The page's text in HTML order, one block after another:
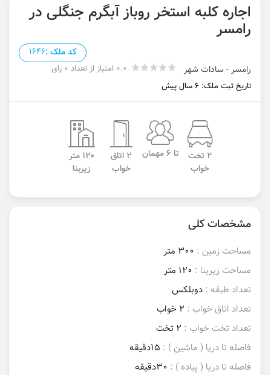
اجاره کلبه استخر روباز آبگرم جنگلی در
رامسر
کد ملک :1646
رامسر - سادات شهر
0.0 امتیاز از تعداد 0 رای
تاریخ ثبت ملک: 6 سال پیش
2 تخت
خواب
تا 6 مهمان
2 اتاق
خواب
120 متر
زیربنا
مشخصات کلی
مساحت زمین : 300 متر
مساحت زیربنا : 120 متر
تعداد طبقه : دوبلکس
تعداد اتاق خواب : 2 خواب
تعداد تخت خواب : 2 تخت
فاصله تا دریا ( ماشین ) : 15دقیقه
فاصله تا دریا ( پیاده ) : 30دقیقه